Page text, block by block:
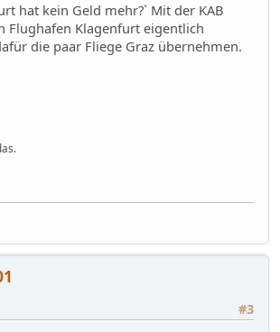
hat kein Geld mehr?` Mit der KAB
Flughafen Klagenfurt eigentlich
die paar Fliege Graz übernehmen.
#3